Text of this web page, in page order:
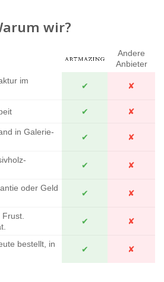
wir?
Andere
Anbieter
im
✔ ✘
✔ ✘
in Galerie-
✔ ✘
✔ ✘
oder Geld
✔ ✘
✔ ✘
bestellt, in
✔ ✘